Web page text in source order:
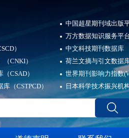
）
CNKI）
CSAD）
（CSTPCD）
中国超星期刊域出版
万方数据知识服务平
中文科技期刊数据库
荷兰文摘与引文数据
世界期刊影响力指数
日本科学技术振兴机